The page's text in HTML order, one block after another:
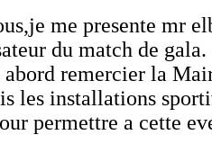
me presente mr
du match de gala.
abord remercier la
les installations
permettre a cette